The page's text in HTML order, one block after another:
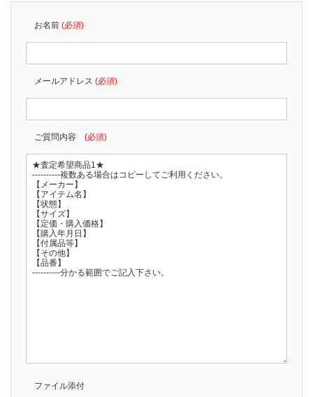
お名前 (必須)
メールアドレス (必須)
ご質問内容 (必須)
ファイル添付